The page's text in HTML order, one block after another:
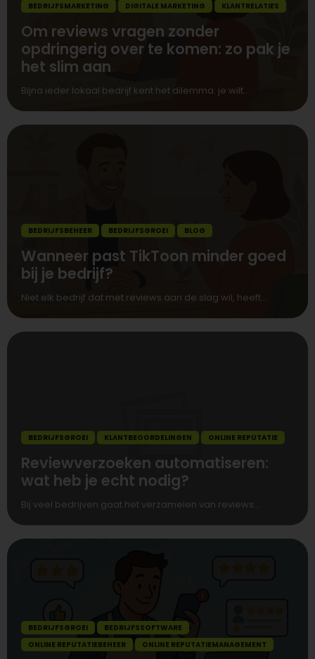
BEDRIJFSMARKETING DIGITALE MARKETING KLANTRELATIES
Om reviews vragen zonder
opdringerig over te komen: zo pak je
het slim aan
Bijna ieder lokaal bedrijf kent het dilemma: je wilt...
BEDRIJFSBEHEER BEDRIJFSGROEI BLOG
Wanneer past TikToon minder goed
bij je bedrijf?
Niet elk bedrijf dat met reviews aan de slag wil, heeft...
BEDRIJFSGROEI KLANTBEOORDELINGEN ONLINE REPUTATIE
Reviewverzoeken automatiseren:
wat heb je echt nodig?
Bij veel bedrijven gaat het verzamelen van reviews...
BEDRIJFSGROEI
BEDRIJFSSOFTWARE
ONLINE REPUTATIEBEHEER
ONLINE REPUTATIEMANAGEMENT